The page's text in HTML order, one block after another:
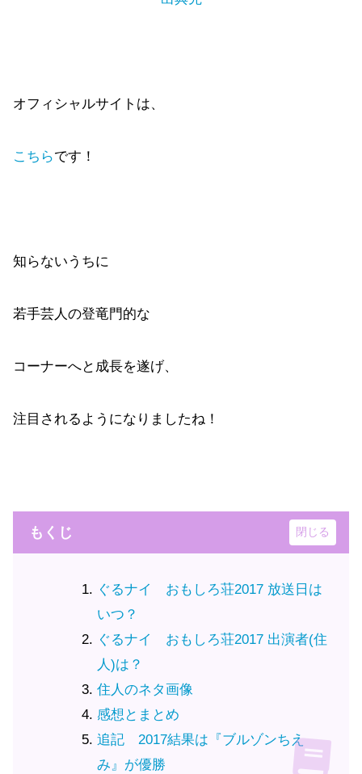
オフィシャルサイトは、
こちらです！
知らないうちに
若手芸人の登竜門的な
コーナーへと成長を遂げ、
注目されるようになりましたね！
もくじ
ぐるナイ おもしろ荘2017 放送日は
いつ？
ぐるナイ おもしろ荘2017 出演者(住
人)は？
住人のネタ画像
感想とまとめ
追記 2017結果は『ブルゾンちえ
み』が優勝